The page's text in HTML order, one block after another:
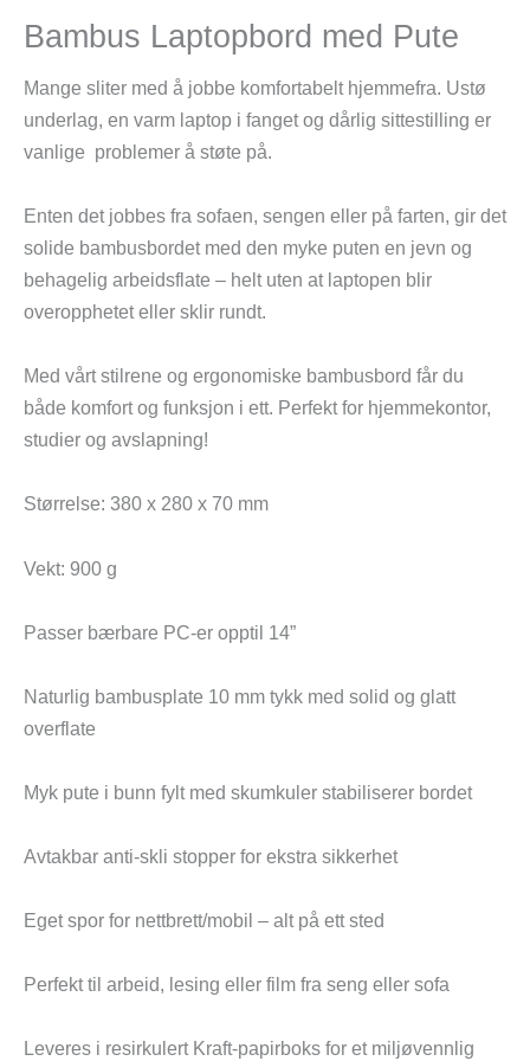
Bambus Laptopbord med Pute
Mange sliter med å jobbe komfortabelt hjemmefra. Ustø
underlag, en varm laptop i fanget og dårlig sittestilling er
vanlige problemer å støte på.
Enten det jobbes fra sofaen, sengen eller på farten, gir det
solide bambusbordet med den myke puten en jevn og
behagelig arbeidsflate – helt uten at laptopen blir
overopphetet eller sklir rundt.
Med vårt stilrene og ergonomiske bambusbord får du
både komfort og funksjon i ett. Perfekt for hjemmekontor,
studier og avslapning!
Størrelse: 380 x 280 x 70 mm
Vekt: 900 g
Passer bærbare PC-er opptil 14”
Naturlig bambusplate 10 mm tykk med solid og glatt
overflate
Myk pute i bunn fylt med skumkuler stabiliserer bordet
Avtakbar anti-skli stopper for ekstra sikkerhet
Eget spor for nettbrett/mobil – alt på ett sted
Perfekt til arbeid, lesing eller film fra seng eller sofa
Leveres i resirkulert Kraft-papirboks for et miljøvennlig